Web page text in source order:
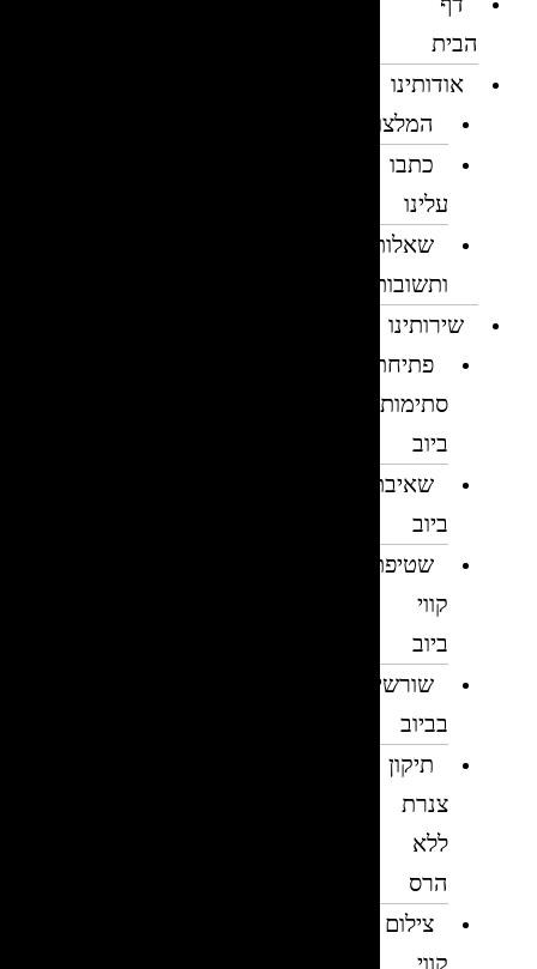
הבית
אודותינו
המלצות
כתבו
עלינו
שאלות
ותשובות
שירותינו
פתיחת
סתימות
ביוב
שאיבת
ביוב
שטיפת
קווי
ביוב
שורשים
בביוב
תיקון
צנרת
ללא
הרס
צילום
קווי